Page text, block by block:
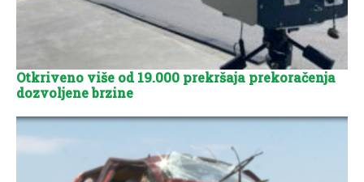
Otkriveno više od 19.000 prekršaja prekoračenja
dozvoljene brzine